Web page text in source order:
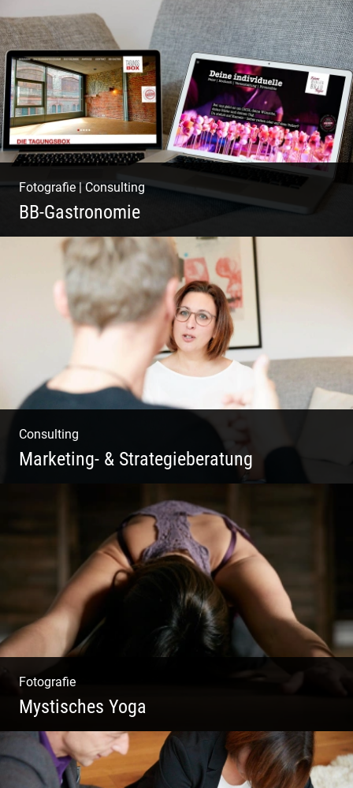
Pint- & Webdesign, Fotografie & Corporate-
Design
Fotografie|Consulting
BB-Gastronomie
Fotografie, Marketing & Design
Consulting
Marketing- & Strategieberatung
Deine Produkte oder deine Dienstleistung
auf den Markt bringen!
Fotografie
Mystisches Yoga
Yoga und Meditation – mystisch inszeniert